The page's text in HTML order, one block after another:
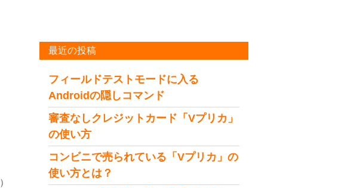
最近の投稿
フィールドテストモードに入る
Androidの隠しコマンド
審査なしクレジットカード「Vプリカ」
の使い方
コンビニで売られている「Vプリカ」の
使い方とは？